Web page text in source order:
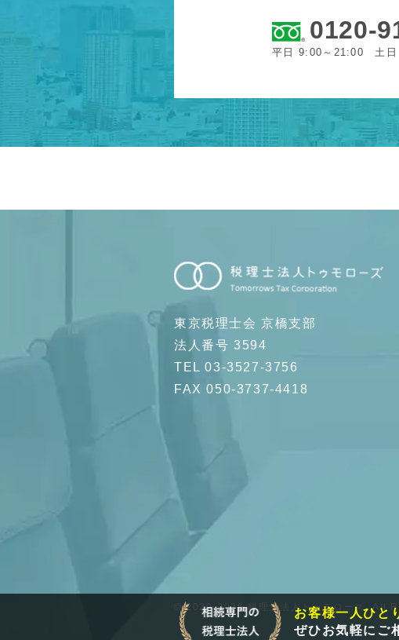
お客様一人ひと
ぜひお気軽にご
0120-
平日 9:00～21:00 土日
東京税理士会 京橋支部
法人番号 3594
TEL 03-3527-3756
FAX 050-3737-4418
© 2020-2026 税理士法人トゥモローズ. All